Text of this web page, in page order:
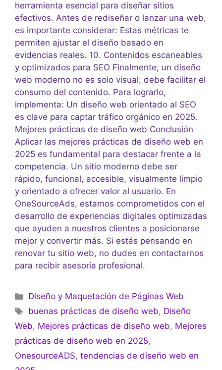
herramienta esencial para diseñar sitios
efectivos. Antes de rediseñar o lanzar una web,
es importante considerar: Estas métricas te
permiten ajustar el diseño basado en
evidencias reales. 10. Contenidos escaneables
y optimizados para SEO Finalmente, un diseño
web moderno no es solo visual; debe facilitar el
consumo del contenido. Para lograrlo,
implementa: Un diseño web orientado al SEO
es clave para captar tráfico orgánico en 2025.
Mejores prácticas de diseño web Conclusión
Aplicar las mejores prácticas de diseño web en
2025 es fundamental para destacar frente a la
competencia. Un sitio moderno debe ser
rápido, funcional, accesible, visualmente limpio
y orientado a ofrecer valor al usuario. En
OneSourceAds, estamos comprometidos con el
desarrollo de experiencias digitales optimizadas
que ayuden a nuestros clientes a posicionarse
mejor y convertir más. Si estás pensando en
renovar tu sitio web, no dudes en contactarnos
para recibir asesoría profesional.
Diseño y Maquetación de Páginas Web
buenas prácticas de diseño web, Diseño
Web, Mejores prácticas de diseño web, Mejores
prácticas de diseño web en 2025,
OnesourceADS, tendencias de diseño web en